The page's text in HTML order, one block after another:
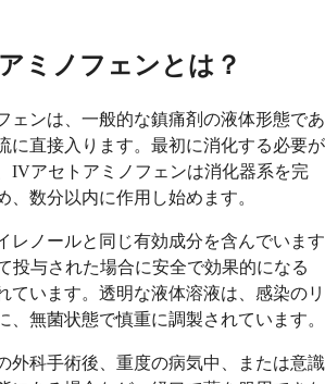
ミノフェンとは？
ェンは、一般的な鎮痛剤の液体形態であ
に直接入ります。最初に消化する必要が
IVアセトアミノフェンは消化器系を完
、数分以内に作用し始めます。
レノールと同じ有効成分を含んでいます
投与された場合に安全で効果的になる
ています。透明な液体溶液は、感染のリ
、無菌状態で慎重に調製されています。
外科手術後、重度の病気中、または意識